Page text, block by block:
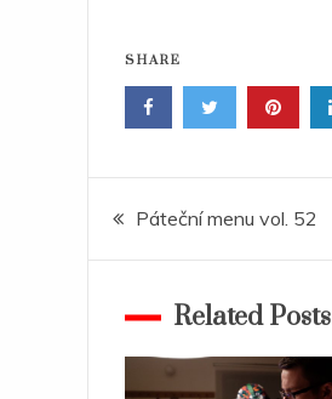
SHARE
Navigace
pro
příspěvek
Páteční menu vol. 52
Related Posts